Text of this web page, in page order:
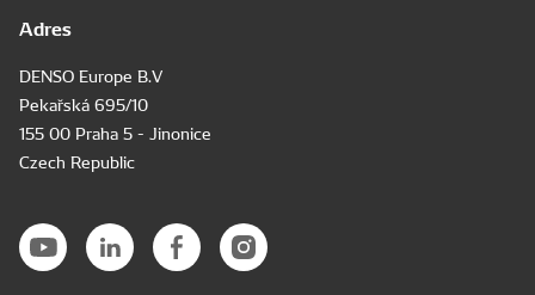
Adres
DENSO Europe B.V
Pekařská 695/10
155 00 Praha 5 - Jinonice
Czech Republic